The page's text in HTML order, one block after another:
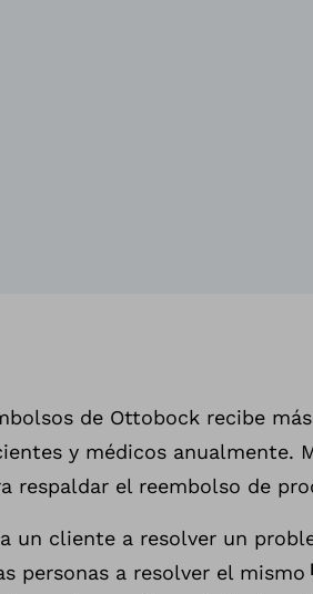
de Ottobock recibe
y médicos anualmente.
respaldar el reembolso de
a un cliente a resolver un
personas a resolver el